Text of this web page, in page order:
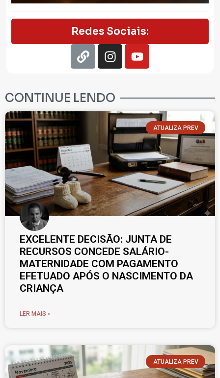
Redes Sociais:
CONTINUE LENDO
ATUALIZA PREV
EXCELENTE DECISÃO: JUNTA DE
RECURSOS CONCEDE SALÁRIO-
MATERNIDADE COM PAGAMENTO
EFETUADO APÓS O NASCIMENTO DA
CRIANÇA
LER MAIS »
ATUALIZA PREV